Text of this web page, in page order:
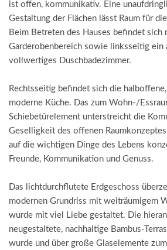
ist offen, kommunikativ. Eine
Gestaltung der Flächen lässt Raum für
Beim Betreten des Hauses befindet sich
Garderobenbereich sowie linksseitig ein
vollwertiges Duschbadezimmer.
Rechtsseitig befindet sich die
moderne Küche. Das zum Wohn-/
Schiebetürelement unterstreicht die
Geselligkeit des offenen
auf die wichtigen Dinge des Lebens
Freunde, Kommunikation und Genuss.
Das lichtdurchflutete Erdgeschoss
modernen Grundriss mit weiträumigem
wurde mit viel Liebe gestaltet. Die
neugestaltete, nachhaltige Bambus-
wurde und über große Glaselemente